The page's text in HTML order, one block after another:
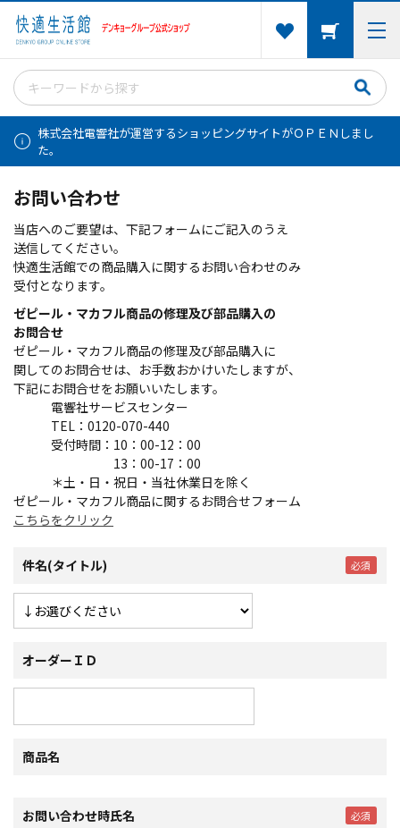
株式会社電響社が運営するショッピングサイトがＯＰＥＮしまし
た。
お問い合わせ
当店へのご要望は、下記フォームにご記入のうえ
送信してください。
快適生活館での商品購入に関するお問い合わせのみ
受付となります。
ゼピール・マカフル商品の修理及び部品購入の
お問合せ
ゼピール・マカフル商品の修理及び部品購入に
関してのお問合せは、お手数おかけいたしますが、
下記にお問合せをお願いいたします。
電響社サービスセンター
TEL：0120-070-440
受付時間：10：00-12：00
13：00-17：00
＊土・日・祝日・当社休業日を除く
ゼピール・マカフル商品に関するお問合せフォーム
こちらをクリック
件名(タイトル)
オーダーＩＤ
商品名
お問い合わせ時氏名